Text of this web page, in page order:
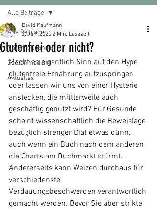
Alle Beiträge
Naturheilkunde
Seelenmedizin
Aktuelles
Alle Beiträge
Glutenfrei oder nicht?
David Kaufmann
2. Jan. 2020 2 Min. Lesezeit
Macht es eigentlich Sinn auf den Hype
glutenfreie Ernährung aufzuspringen
oder lassen wir uns von einer Hysterie
anstecken, die mittlerweile auch
geschäftig genutzt wird? Für Gesunde
scheint wissenschaftlich die Beweislage
bezüglich strenger Diät etwas dünn,
auch wenn ein Buch nach dem anderen
die Charts am Buchmarkt stürmt.
Andererseits kann Weizen durchaus für
verschiedenste
Verdauungsbeschwerden verantwortlich
gemacht werden. Bevor Sie aber strikte